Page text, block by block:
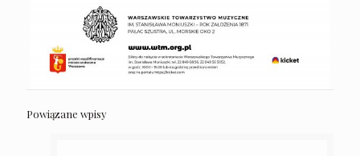
Powiązane wpisy